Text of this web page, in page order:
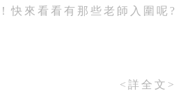
快來看看有那些老師入圍呢?
<詳全文>